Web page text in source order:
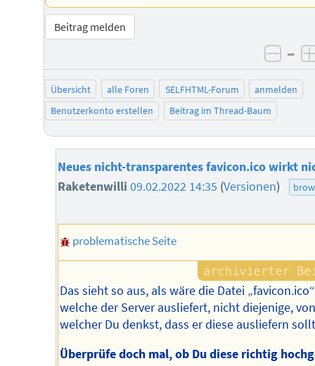
Beitrag melden
–
Übersicht alle Foren SELFHTML-Forum
anmelden
Benutzerkonto erstellen
Beitrag im Thread-Baum
Neues nicht-transparentes favicon.ico wirkt
Raketenwilli 09.02.2022 14:35 (Versionen)
problematische Seite
Das sieht so aus, als wäre die Datei
welche der Server ausliefert, nicht diejenige, von
welcher Du denkst, dass er diese ausliefern
Überprüfe doch mal, ob Du diese richtig